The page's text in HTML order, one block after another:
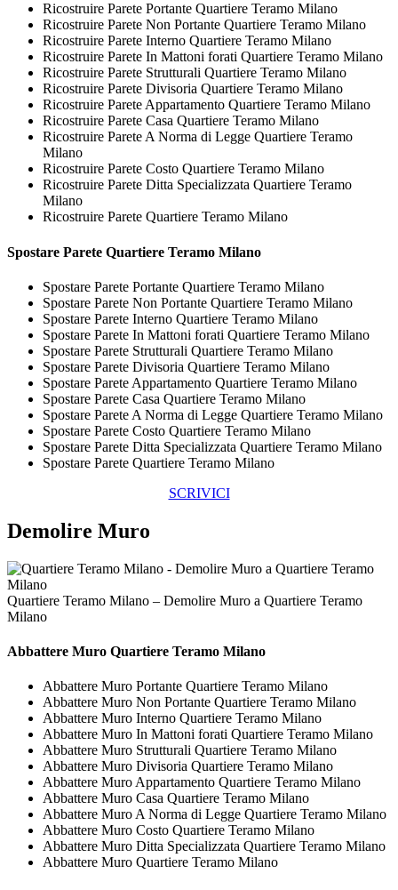
Ricostruire Parete Portante Quartiere Teramo Milano
Ricostruire Parete Non Portante Quartiere Teramo Milano
Ricostruire Parete Interno Quartiere Teramo Milano
Ricostruire Parete In Mattoni forati Quartiere Teramo Milano
Ricostruire Parete Strutturali Quartiere Teramo Milano
Ricostruire Parete Divisoria Quartiere Teramo Milano
Ricostruire Parete Appartamento Quartiere Teramo Milano
Ricostruire Parete Casa Quartiere Teramo Milano
Ricostruire Parete A Norma di Legge Quartiere Teramo
Milano
Ricostruire Parete Costo Quartiere Teramo Milano
Ricostruire Parete Ditta Specializzata Quartiere Teramo
Milano
Ricostruire Parete Quartiere Teramo Milano
Spostare Parete Quartiere Teramo Milano
Spostare Parete Portante Quartiere Teramo Milano
Spostare Parete Non Portante Quartiere Teramo Milano
Spostare Parete Interno Quartiere Teramo Milano
Spostare Parete In Mattoni forati Quartiere Teramo Milano
Spostare Parete Strutturali Quartiere Teramo Milano
Spostare Parete Divisoria Quartiere Teramo Milano
Spostare Parete Appartamento Quartiere Teramo Milano
Spostare Parete Casa Quartiere Teramo Milano
Spostare Parete A Norma di Legge Quartiere Teramo Milano
Spostare Parete Costo Quartiere Teramo Milano
Spostare Parete Ditta Specializzata Quartiere Teramo Milano
Spostare Parete Quartiere Teramo Milano
SCRIVICI
Demolire Muro
Quartiere Teramo Milano – Demolire Muro a Quartiere Teramo
Milano
Abbattere Muro Quartiere Teramo Milano
Abbattere Muro Portante Quartiere Teramo Milano
Abbattere Muro Non Portante Quartiere Teramo Milano
Abbattere Muro Interno Quartiere Teramo Milano
Abbattere Muro In Mattoni forati Quartiere Teramo Milano
Abbattere Muro Strutturali Quartiere Teramo Milano
Abbattere Muro Divisoria Quartiere Teramo Milano
Abbattere Muro Appartamento Quartiere Teramo Milano
Abbattere Muro Casa Quartiere Teramo Milano
Abbattere Muro A Norma di Legge Quartiere Teramo Milano
Abbattere Muro Costo Quartiere Teramo Milano
Abbattere Muro Ditta Specializzata Quartiere Teramo Milano
Abbattere Muro Quartiere Teramo Milano